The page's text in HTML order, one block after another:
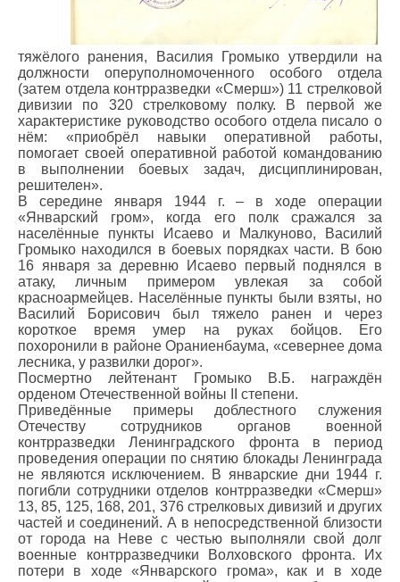
тяжёлого ранения, Василия Громыко утвердили на
должности оперуполномоченного особого отдела
(затем отдела контрразведки «Смерш») 11 стрелковой
дивизии по 320 стрелковому полку. В первой же
характеристике руководство особого отдела писало о
нём: «приобрёл навыки оперативной работы,
помогает своей оперативной работой командованию
в выполнении боевых задач, дисциплинирован,
решителен».
В середине января 1944 г. – в ходе операции
«Январский гром», когда его полк сражался за
населённые пункты Исаево и Малкуново, Василий
Громыко находился в боевых порядках части. В бою
16 января за деревню Исаево первый поднялся в
атаку, личным примером увлекая за собой
красноармейцев. Населённые пункты были взяты, но
Василий Борисович был тяжело ранен и через
короткое время умер на руках бойцов. Его
похоронили в районе Ораниенбаума, «севернее дома
лесника, у развилки дорог».
Посмертно лейтенант Громыко В.Б. награждён
орденом Отечественной войны II степени.
Приведённые примеры доблестного служения
Отечеству сотрудников органов военной
контрразведки Ленинградского фронта в период
проведения операции по снятию блокады Ленинграда
не являются исключением. В январские дни 1944 г.
погибли сотрудники отделов контрразведки «Смерш»
13, 85, 125, 168, 201, 376 стрелковых дивизий и других
частей и соединений. А в непосредственной близости
от города на Неве с честью выполняли свой долг
военные контрразведчики Волховского фронта. Их
потери в ходе «Январского грома», как и в ходе